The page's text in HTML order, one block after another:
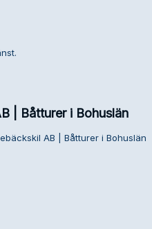
| Båtturer i Bohuslän
AB | Båtturer i Bohuslän